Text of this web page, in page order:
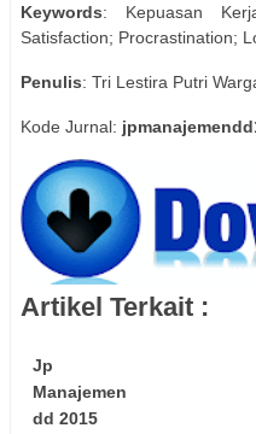
Keywords: Kepuasan
Satisfaction; Procrastination;
Penulis: Tri Lestira Putri
Kode Jurnal:
Artikel Terkait :
Jp
Manajemen
dd 2015